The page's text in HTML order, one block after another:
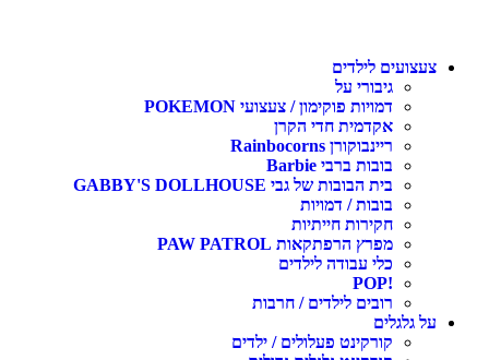
צעצועים לילדים
גיבורי על
דמויות פוקימון / צעצועי POKEMON
אקדמית חדי הקרן
ריינבוקורן Rainbocorns
בובות ברבי Barbie
בית הבובות של גבי GABBY'S DOLLHOUSE
בובות / דמויות
חקירות חייתיות
מפרץ הרפתקאות PAW PATROL
כלי עבודה לילדים
!POP
רובים לילדים / חרבות
על גלגלים
קורקינט פעלולים / ילדים